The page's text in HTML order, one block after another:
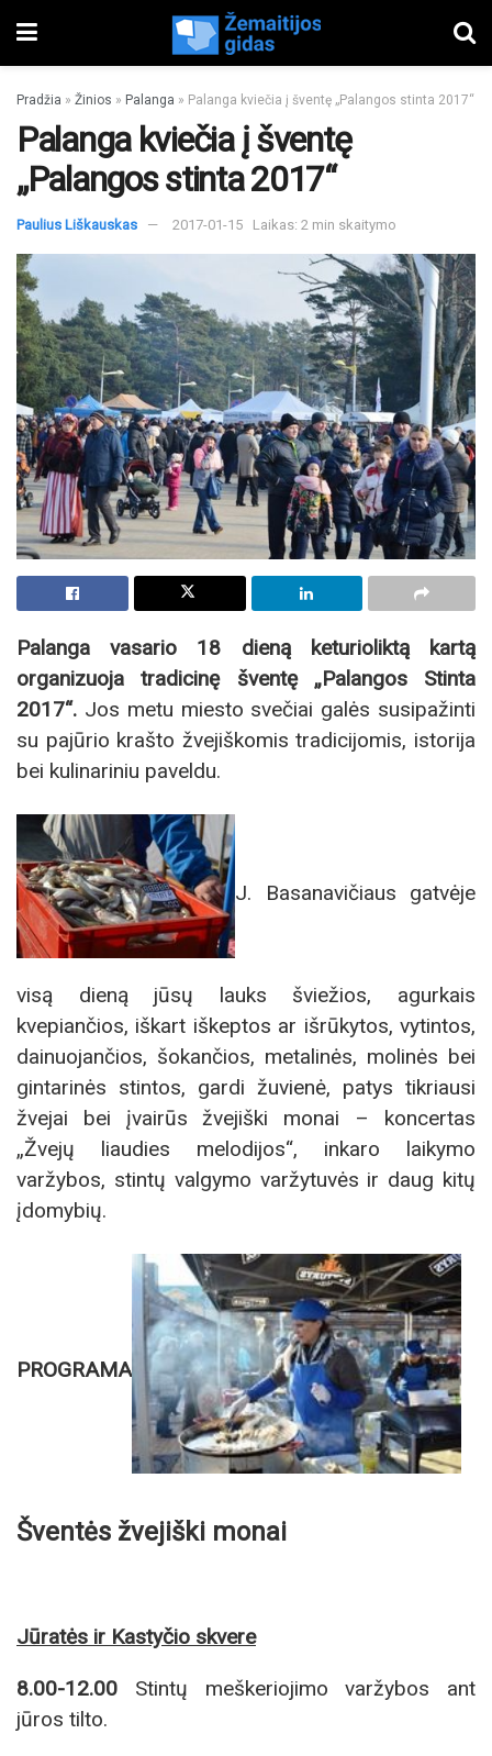
Pradžia » Žinios » Palanga » Palanga kviečia į šventę „Palangos stinta 2017“
Palanga kviečia į šventę
„Palangos stinta 2017“
Paulius Liškauskas 2017-01-15 Laikas: 2 min skaitymo
Palanga vasario 18 dieną keturioliktą kartą
organizuoja tradicinę šventę „Palangos Stinta
2017“. Jos metu miesto svečiai galės susipažinti
su pajūrio krašto žvejiškomis tradicijomis, istorija
bei kulinariniu paveldu.
J. Basanavičiaus gatvėje
visą dieną jūsų lauks šviežios, agurkais
kvepiančios, iškart iškeptos ar išrūkytos, vytintos,
dainuojančios, šokančios, metalinės, molinės bei
gintarinės stintos, gardi žuvienė, patys tikriausi
žvejai bei įvairūs žvejiški monai – koncertas
„Žvejų liaudies melodijos“, inkaro laikymo
varžybos, stintų valgymo varžytuvės ir daug kitų
įdomybių.
PROGRAMA
Šventės žvejiški monai
Jūratės ir Kastyčio skvere
8.00-12.00 Stintų meškeriojimo varžybos ant
jūros tilto.